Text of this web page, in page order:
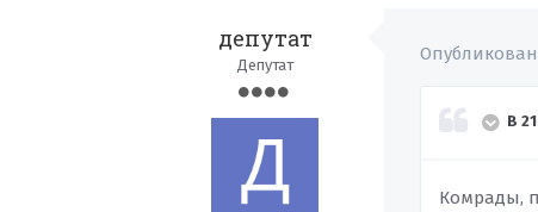
депутат
Депутат
В
Комрады,